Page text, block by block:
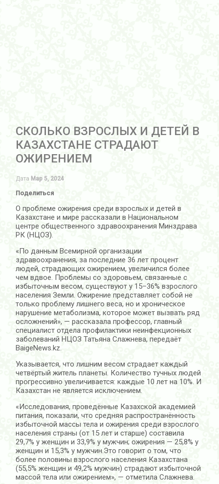
СКОЛЬКО ВЗРОСЛЫХ И ДЕТЕЙ В
КАЗАХСТАНЕ СТРАДАЮТ
ОЖИРЕНИЕМ
Дата Мар 5, 2024
Поделиться
О проблеме ожирения среди взрослых и детей в
Казахстане и мире рассказали в Национальном
центре общественного здравоохранения Минздрава
РК (НЦОЗ).
«По данным Всемирной организации
здравоохранения, за последние 36 лет процент
людей, страдающих ожирением, увеличился более
чем вдвое. Проблемы со здоровьем, связанные с
избыточным весом, существуют у 15–36% взрослого
населения Земли. Ожирение представляет собой не
только проблему лишнего веса, но и хроническое
нарушение метаболизма, которое может вызвать ряд
осложнений», — рассказала профессор, главный
специалист отдела профилактики неинфекционных
заболеваний НЦОЗ Татьяна Слажнева, передаёт
BaigeNews.kz.
Указывается, что лишним весом страдает каждый
четвёртый житель планеты. Количество тучных людей
прогрессивно увеличивается: каждые 10 лет на 10%. И
Казахстан не является исключением.
«Исследования, проведённые Казахской академией
питания, показали, что средняя распространённость
избыточной массы тела и ожирения среди взрослого
населения страны (от 15 лет и старше) составила
29,7% у женщин и 33,9% у мужчин; ожирения — 25,8% у
женщин и 15,3% у мужчин.Это говорит о том, что
более половины взрослого населения Казахстана
(55,5% женщин и 49,2% мужчин) страдают избыточной
массой тела или ожирением», — отметила Слажнева.